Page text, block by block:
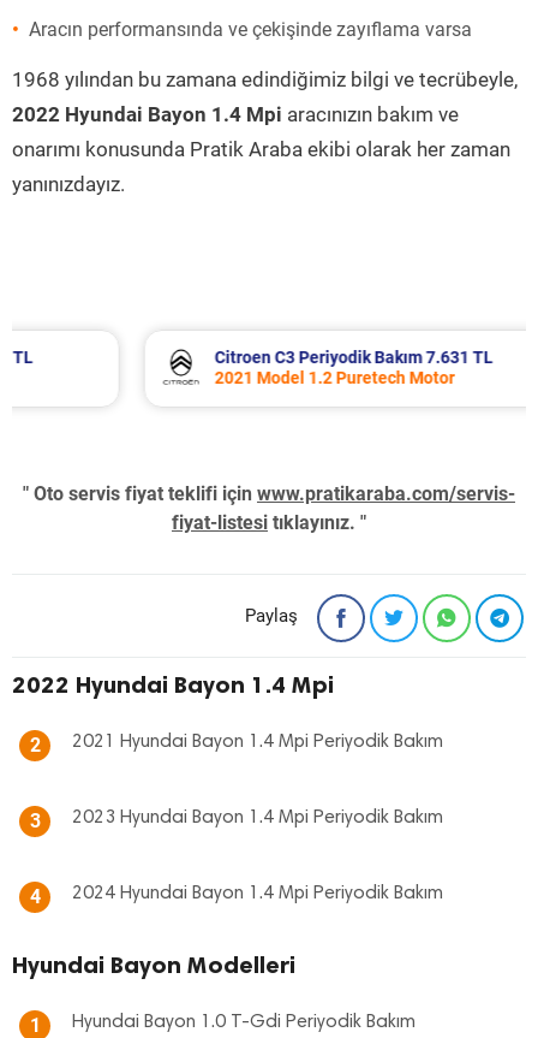
Aracın performansında ve çekişinde zayıflama varsa
1968 yılından bu zamana edindiğimiz bilgi ve tecrübeyle,
2022 Hyundai Bayon 1.4 Mpi aracınızın bakım ve
onarımı konusunda Pratik Araba ekibi olarak her zaman
yanınızdayız.
Citroen C3 Periyodik Bakım 7.631 TL
2021 Model 1.2 Puretech Motor
" Oto servis fiyat teklifi için www.pratikaraba.com/servis-
fiyat-listesi tıklayınız. "
Paylaş
2022 Hyundai Bayon 1.4 Mpi
2 2021 Hyundai Bayon 1.4 Mpi Periyodik Bakım
3 2023 Hyundai Bayon 1.4 Mpi Periyodik Bakım
4 2024 Hyundai Bayon 1.4 Mpi Periyodik Bakım
Hyundai Bayon Modelleri
1 Hyundai Bayon 1.0 T-Gdi Periyodik Bakım